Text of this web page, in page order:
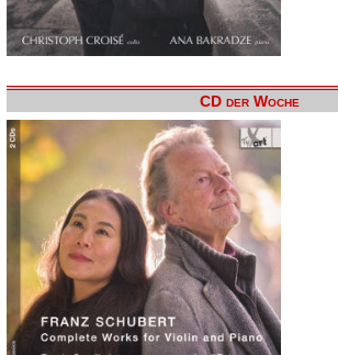
CD der Woche